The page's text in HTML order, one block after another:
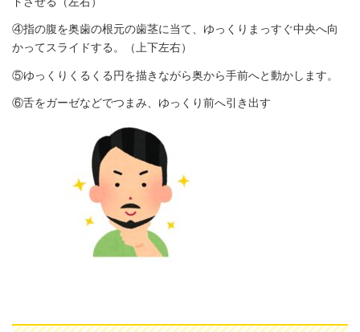
④指の腹を奥歯の根元の歯茎に当て、ゆっくりまっすぐ中央へ向
かってスライドする。（上下左右）
⑤ゆっくりくるくる円を描きながら奥から手前へと動かします。
⑥舌をガーゼなどでつまみ、ゆっくり前へ引き出す